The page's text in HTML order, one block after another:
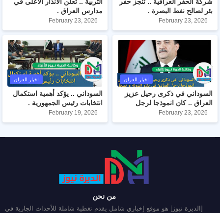
بئر لصالح نفط البصرة .
February 23, 2026
مدارس العراق .
February 23, 2026
اخبار العراق
السوداني في ذكرى رحيل عزيز
العراق .. كان انموذجا لرجل
المبادئ في بناء الدولة و بسط
مبادئها .
February 23, 2026
اخبار العراق
السوداني .. يؤكد أهمية استكمال
انتخابات رئيس الجمهورية .
February 19, 2026
من نحن
[الديرة نيوز] هو موقع إخباري شامل يقدم تغطية شاملة للأحداث الجارية في